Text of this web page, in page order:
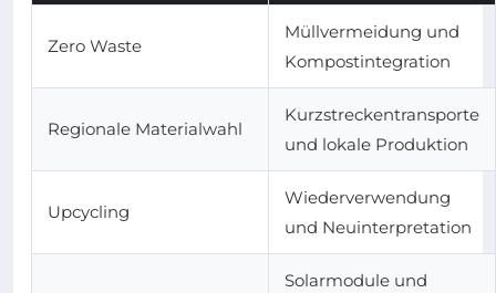
Zero Waste
Müllvermeidung und
Kompostintegration
Regionale Materialwahl
Kurzstreckentransporte
und lokale Produktion
Upcycling
Wiederverwendung
und Neuinterpretation
Solarmodule und